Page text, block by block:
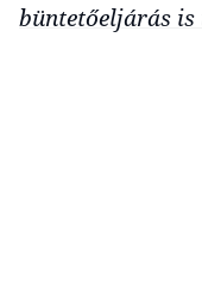
büntetőeljárás is